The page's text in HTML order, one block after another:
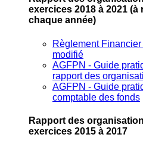
exercices 2018 à 2021 (à
chaque année)
Règlement
modifié
AGFPN ‐ Guide
rapport des
AGFPN ‐ Guide
comptable des fonds
Rapport des
exercices 2015 à 2017